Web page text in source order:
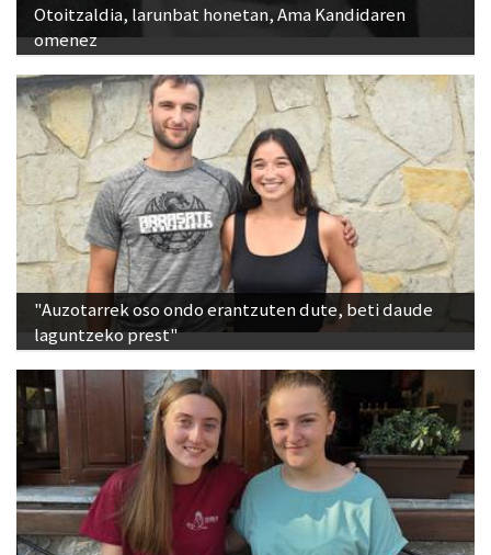
Otoitzaldia, larunbat honetan, Ama Kandidaren
omenez
"Auzotarrek oso ondo erantzuten dute, beti daude
laguntzeko prest"